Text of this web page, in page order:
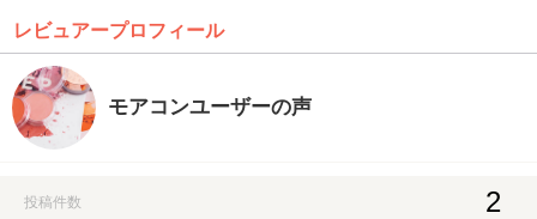
レビュアープロフィール
モアコンユーザーの声
投稿件数 2